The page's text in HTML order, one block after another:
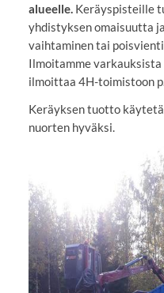
alueelle. Keräyspisteille
yhdistyksen omaisuutta
vaihtaminen tai
Ilmoitamme
ilmoittaa 4H-toimistoon
Keräyksen tuotto
nuorten hyväksi.